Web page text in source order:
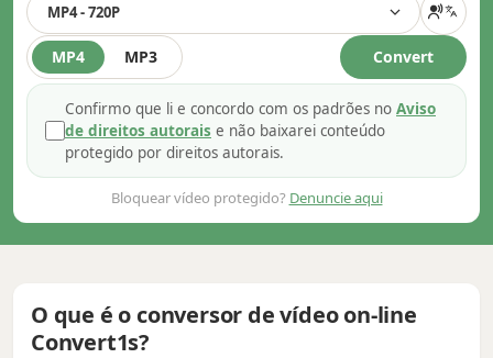
MP4 MP3
MP4 - 720P
Convert
Confirmo que li e concordo com os padrões no Aviso
de direitos autorais e não baixarei conteúdo
protegido por direitos autorais.
Bloquear vídeo protegido? Denuncie aqui
O que é o conversor de vídeo on-line
Convert1s?